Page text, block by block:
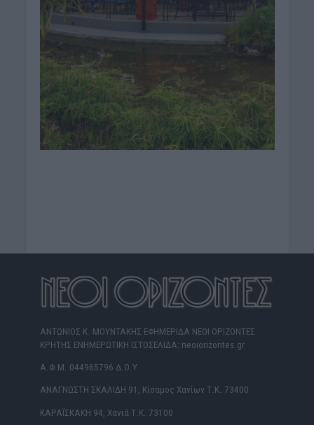
ΑΝΤΩΝΙΟΣ Κ. ΜΟΥΝΤΑΚΗΣ ΕΦΗΜΕΡΙΔΑ ΝΕΟΙ ΟΡΙΖΟΝΤΕΣ
ΚΡΗΤΗΣ ΕΝΗΜΕΡΩΤΙΚΗ ΙΣΤΟΣΕΛΙΔΑ: neoiorizontes.gr
Α.Φ.Μ. 044965796 Δ.Ο.Υ.
ΑΝΑΓΝΩΣΤΗ ΣΚΑΛΙΔΗ 91, Κίσαμος Χανίων Τ.Κ. 73400
ΚΑΡΑΪΣΚΑΚΗ 94, Χανιά Τ.Κ. 73100